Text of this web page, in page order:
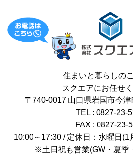
住まいと暮らしの
スクエアにお任せ
〒740-0017 山口県岩国市今
TEL : 0827-23-
FAX : 0827-23-
10:00～17:30 / 定休日：水曜日(1
※土日祝も営業(GW・夏季